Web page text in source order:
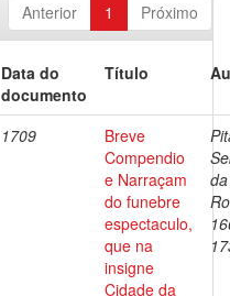
Anterior 1 Próximo
Data do
documento
Título
1709
Breve
Compendio
e Narraçam
do funebre
espectaculo,
que na
insigne
Cidade da
da